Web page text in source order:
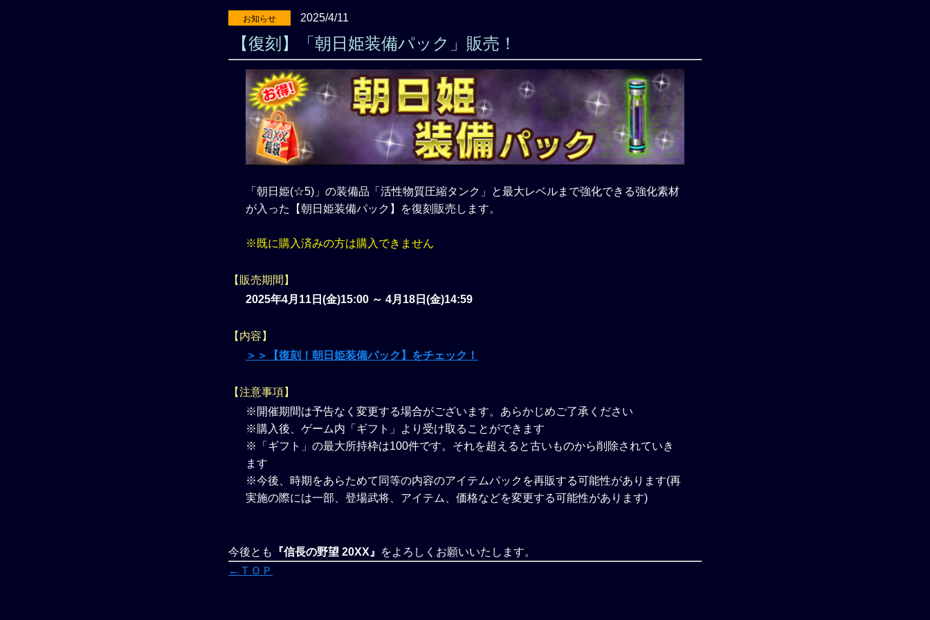
お知らせ 2025/4/11
【復刻】「朝日姫装備パック」販売！
「朝日姫(☆5)」の装備品「活性物質圧縮タンク」と最大レベルまで強化できる強化素材
が入った【朝日姫装備パック】を復刻販売します。
※既に購入済みの方は購入できません
【販売期間】
2025年4月11日(金)15:00 ～ 4月18日(金)14:59
【内容】
＞＞【復刻！朝日姫装備パック】をチェック！
【注意事項】
※開催期間は予告なく変更する場合がございます。あらかじめご了承ください
※購入後、ゲーム内「ギフト」より受け取ることができます
※「ギフト」の最大所持枠は100件です。それを超えると古いものから削除されていき
ます
※今後、時期をあらためて同等の内容のアイテムパックを再販する可能性があります(再
実施の際には一部、登場武将、アイテム、価格などを変更する可能性があります)
今後とも 『信長の野望 20XX』
をよろしくお願いいたします。
←ＴＯＰ